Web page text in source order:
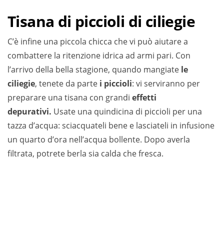
Tisana di piccioli di ciliegie
C’è infine una piccola chicca che vi può aiutare a
combattere la ritenzione idrica ad armi pari. Con
l’arrivo della bella stagione, quando mangiate le
ciliegie, tenete da parte i piccioli: vi serviranno per
preparare una tisana con grandi effetti
depurativi. Usate una quindicina di piccioli per una
tazza d’acqua: sciacquateli bene e lasciateli in infusione
un quarto d’ora nell’acqua bollente. Dopo averla
filtrata, potrete berla sia calda che fresca.